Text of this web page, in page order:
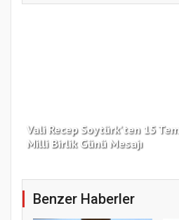
Vali Recep Soytürk'ten 15
Milli Birlik Günü Mesajı
Benzer Haberler